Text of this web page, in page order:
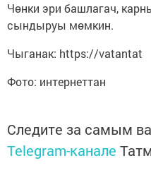
Чөнки эри башлагач,
сындыруы мөмкин.
Чыганак: https://vatantat
Фото: интернеттан
Следите за самым
Telegram-канале